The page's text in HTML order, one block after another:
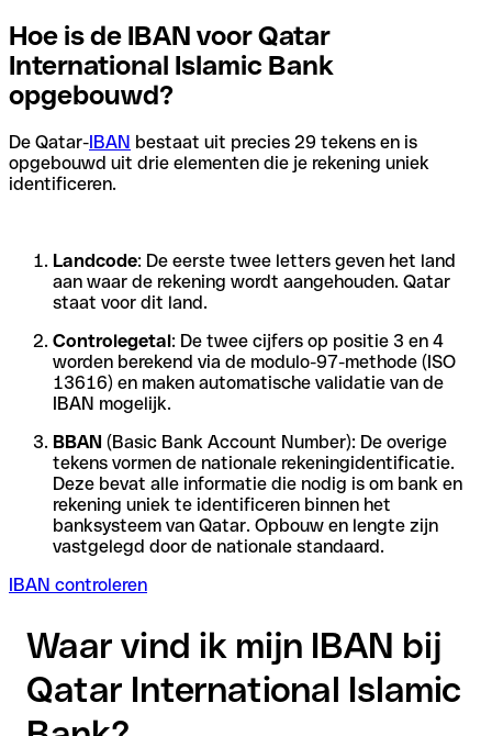
Hoe is de IBAN voor Qatar
International Islamic Bank
opgebouwd?
De Qatar-IBAN bestaat uit precies 29 tekens en is
opgebouwd uit drie elementen die je rekening uniek
identificeren.
Landcode: De eerste twee letters geven het land
aan waar de rekening wordt aangehouden. Qatar
staat voor dit land.
Controlegetal: De twee cijfers op positie 3 en 4
worden berekend via de modulo-97-methode (ISO
13616) en maken automatische validatie van de
IBAN mogelijk.
BBAN (Basic Bank Account Number): De overige
tekens vormen de nationale rekeningidentificatie.
Deze bevat alle informatie die nodig is om bank en
rekening uniek te identificeren binnen het
banksysteem van Qatar. Opbouw en lengte zijn
vastgelegd door de nationale standaard.
IBAN controleren
Waar vind ik mijn IBAN bij
Qatar International Islamic